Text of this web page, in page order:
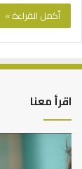
أكمل القراءة »
اقرأ معنا
من
أدبيات